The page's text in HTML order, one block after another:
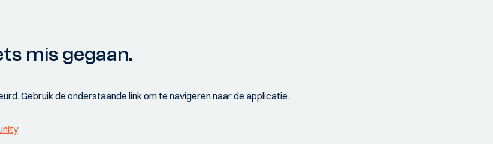
mis gegaan.
Gebruik de onderstaande link om te navigeren naar de applicatie.